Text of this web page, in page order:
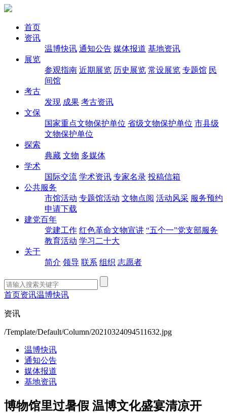
首页
资讯
温博快讯 通知公告 媒体报道 基地资讯
展览
参观指南 近期展览 历史展览 常设展览 专题馆 民
间馆
考古
发现 成果 考古资讯
文保
国家重点文物保护单位 省级文物保护单位 市县级
文物保护单位
探索
典藏 文物 多媒体
学术
国际交流 学术资讯 专家名录 投稿信箱
公共服务
市馆活动 专题馆活动 文物点阅 活动风采 服务预约
申请下载
建党百年
党建工作 红色革命文物宣讲 “五个一”党支部服务
教育活动 学习二十大
关于
简介 领导 联系 组织 志愿者
首页资讯温博快讯
资讯
/Template/Default/Column/20210324094511632.jpg
温博快讯
通知公告
媒体报道
基地资讯
博物馆里过暑假 温博文化盛宴清凉开